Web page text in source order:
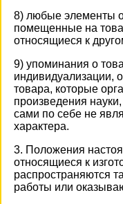
8) любые элементы
помещенные на
относящиеся к
9) упоминания о
индивидуализации,
товара, которые
произведения
сами по себе не
характера.
3. Положения
относящиеся к
распространяются
работы или